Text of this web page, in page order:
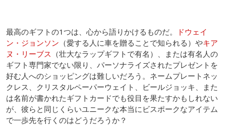
最高のギフトの1つは、心から語りかけるものだ。
ドウェイ
ン・ジョンソン （愛する人に車を贈ることで知られる）やキア
ヌ・リーブス （壮大なラップギフトで有名）、または有名人の
ギフト専門家でない限り、パーソナライズされたプレゼントを
好む人へのショッピングは難しいだろう。ネームプレートネッ
クレス、クリスタルペーパーウェイト、ビールジョッキ、また
は名前が書かれたギフトカードでも役目を果たすかもしれない
が、彼らと同じくらいユニークな本当にビスポークなアイテム
で一歩先を行くのはどうだろうか？